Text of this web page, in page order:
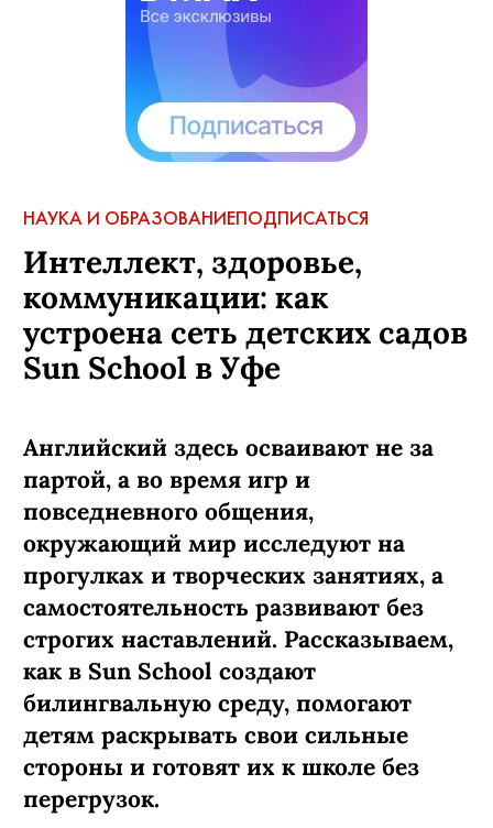
НАУКА И ОБРАЗОВАНИЕПОДПИСАТЬСЯ
Интеллект, здоровье,
коммуникации: как
устроена сеть детских садов
Sun School в Уфе
Английский здесь осваивают не за
партой, а во время игр и
повседневного общения,
окружающий мир исследуют на
прогулках и творческих занятиях, а
самостоятельность развивают без
строгих наставлений. Рассказываем,
как в Sun School создают
билингвальную среду, помогают
детям раскрывать свои сильные
стороны и готовят их к школе без
перегрузок.